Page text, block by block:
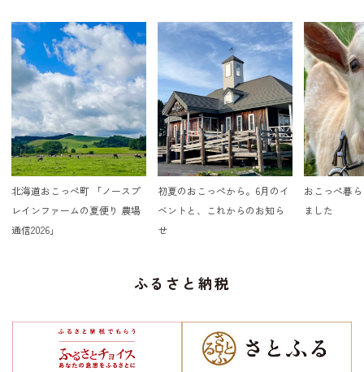
北海道おこっぺ町 「ノースプ
レインファームの夏便り 農場
通信2026」
初夏のおこっぺから。6月のイ
ベントと、これからのお知ら
せ
おこっぺ暮
ました
ふるさと納税